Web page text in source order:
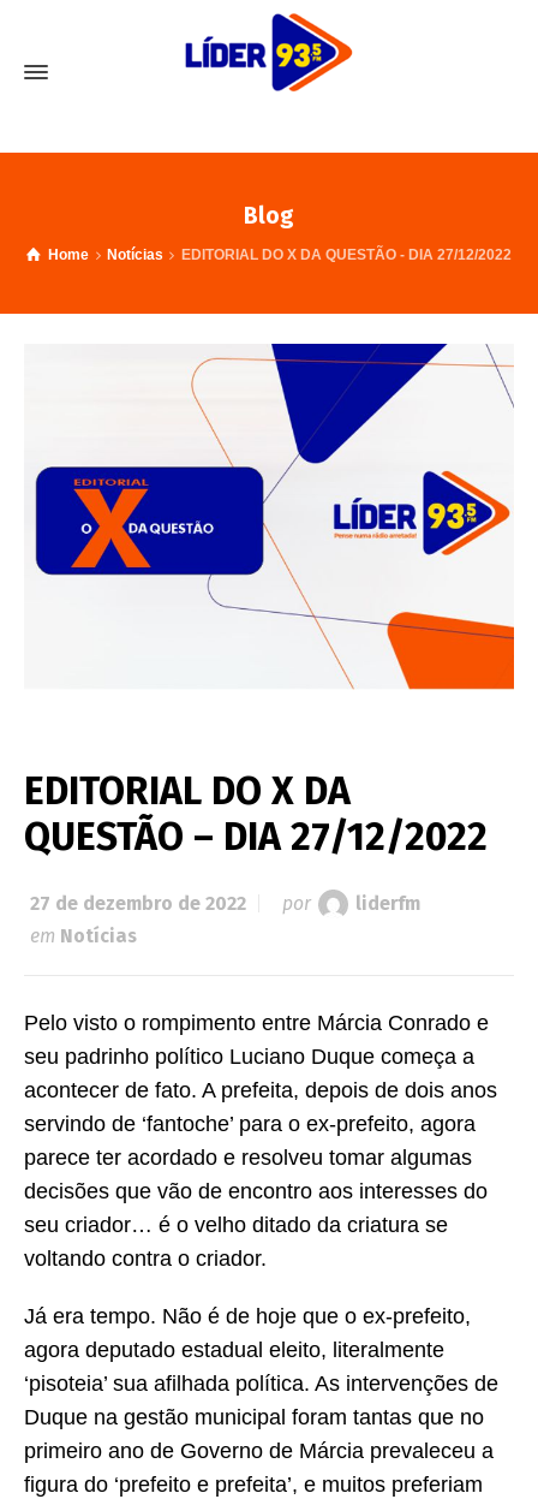
Blog
Home Notícias EDITORIAL DO X DA QUESTÃO - DIA 27/12/2022
EDITORIAL DO X DA
QUESTÃO – DIA 27/12/2022
27 de dezembro de 2022 por
liderfm
em Notícias
Pelo visto o rompimento entre Márcia Conrado e
seu padrinho político Luciano Duque começa a
acontecer de fato. A prefeita, depois de dois anos
servindo de ‘fantoche’ para o ex-prefeito, agora
parece ter acordado e resolveu tomar algumas
decisões que vão de encontro aos interesses do
seu criador… é o velho ditado da criatura se
voltando contra o criador.
Já era tempo. Não é de hoje que o ex-prefeito,
agora deputado estadual eleito, literalmente
‘pisoteia’ sua afilhada política. As intervenções de
Duque na gestão municipal foram tantas que no
primeiro ano de Governo de Márcia prevaleceu a
figura do ‘prefeito e prefeita’, e muitos preferiam